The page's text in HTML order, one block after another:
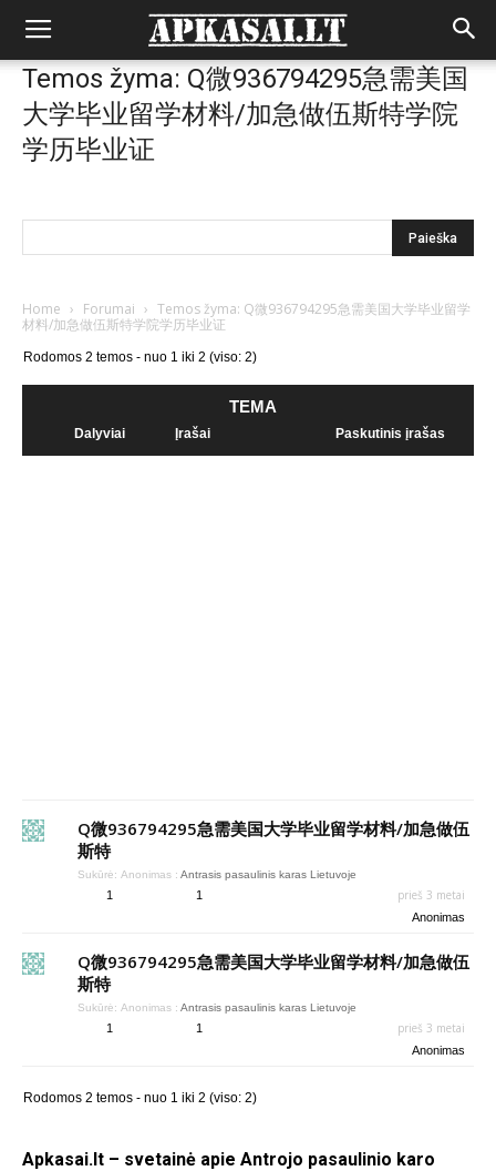
Temos žyma: Q微936794295急需美国
大学毕业留学材料/加急做伍斯特学院
学历毕业证
Home › Forumai › Temos žyma: Q微936794295急需美国大学毕业留学
材料/加急做伍斯特学院学历毕业证
Rodomos 2 temos - nuo 1 iki 2 (viso: 2)
TEMA
Dalyviai Įrašai Paskutinis įrašas
Q微936794295急需美国大学毕业留学材料/加急做伍
斯特
Sukūrė: Anonimas : Antrasis pasaulinis karas Lietuvoje
1 1 prieš 3 metai
Anonimas
Q微936794295急需美国大学毕业留学材料/加急做伍
斯特
Sukūrė: Anonimas : Antrasis pasaulinis karas Lietuvoje
1 1 prieš 3 metai
Anonimas
Rodomos 2 temos - nuo 1 iki 2 (viso: 2)
Apkasai.lt – svetainė apie Antrojo pasaulinio karo